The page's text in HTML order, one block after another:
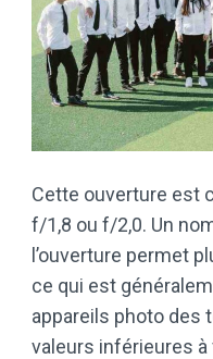
Cette ouverture est
f/1,8 ou f/2,0. Un
l’ouverture permet
ce qui est
appareils photo des
valeurs inférieures